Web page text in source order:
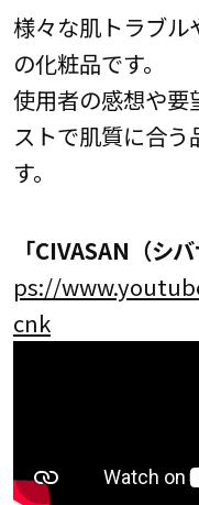
様々な肌トラブル
の化粧品です。
使用者の感想や要
ストで肌質に合
す。
「CIVASAN（シ
ps://
cnk